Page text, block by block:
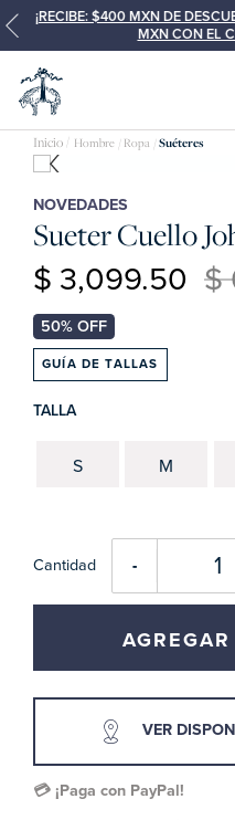
¡RECIBE: $400 MXN DE
MXN CON EL
Hombre Ropa Suéteres
NOVEDADES
Sueter Cuello
$
$ 3,099.50
GUÍA DE TALLAS
TALLA
M
S
Cantidad -
VER
💳 ¡Paga con PayPal!